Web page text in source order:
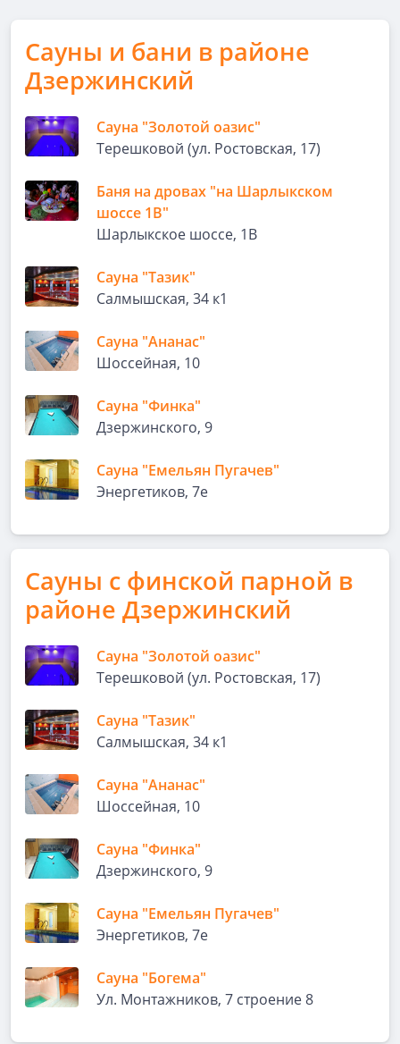
Сауны и бани в районе
Дзержинский
Сауна "Золотой оазис"
Терешковой (ул. Ростовская, 17)
Баня на дровах "на Шарлыкском
шоссе 1В"
Шарлыкское шоссе, 1В
Сауна "Тазик"
Салмышская, 34 к1
Сауна "Ананас"
Шоссейная, 10
Сауна "Финка"
Дзержинского, 9
Сауна "Емельян Пугачев"
Энергетиков, 7е
Сауны с финской парной в
районе Дзержинский
Сауна "Золотой оазис"
Терешковой (ул. Ростовская, 17)
Сауна "Тазик"
Салмышская, 34 к1
Сауна "Ананас"
Шоссейная, 10
Сауна "Финка"
Дзержинского, 9
Сауна "Емельян Пугачев"
Энергетиков, 7е
Сауна "Богема"
Ул. Монтажников, 7 строение 8